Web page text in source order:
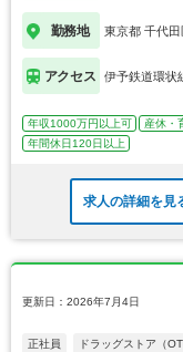
勤務地 東京都 千代田
アクセス 伊予鉄道環状
年収1000万円以上可 産休・
年間休日120日以上
求人の詳細を見
更新日：2026年7月4日
正社員 ドラッグストア（